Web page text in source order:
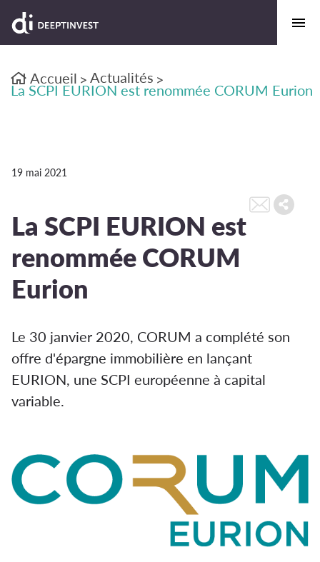
Accueil > Actualités >
La SCPI EURION est renommée CORUM Eurion
19 mai 2021
La SCPI EURION est
renommée CORUM
Eurion
Le 30 janvier 2020, CORUM a complété son
offre d'épargne immobilière en lançant
EURION, une SCPI européenne à capital
variable.